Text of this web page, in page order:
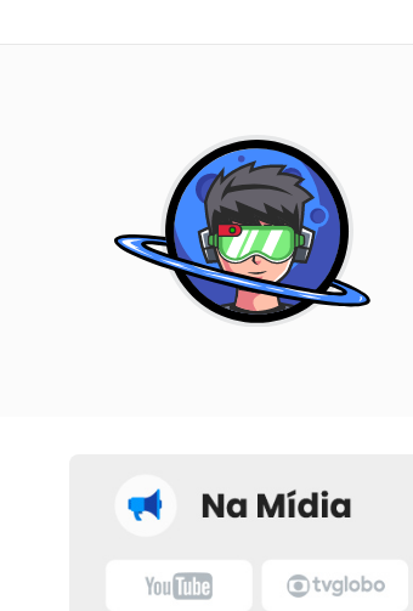
dão plásticos adicionais para